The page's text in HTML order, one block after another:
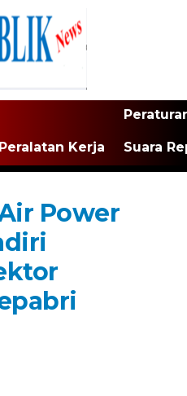
Peralatan Kerja Suara
Power